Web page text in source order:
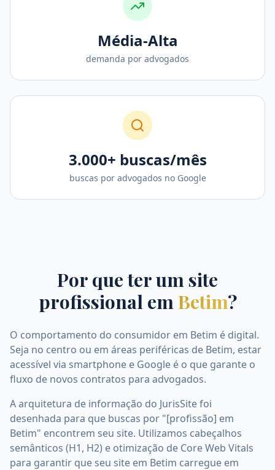
Média-Alta
demanda por advogados
3.000+ buscas/mês
buscas por advogados no Google
Por que ter um site
profissional emBetim?
O comportamento do consumidor em Betim é digital.
Seja no centro ou em áreas periféricas de Betim, estar
acessível via smartphone e Google é o que garante o
fluxo de novos contratos para advogados.
A arquitetura de informação do JurisSite foi
desenhada para que buscas por "[profissão] em
Betim" encontrem seu site. Utilizamos cabeçalhos
semânticos (H1, H2) e otimização de Core Web Vitals
para garantir que seu site em Betim carregue em